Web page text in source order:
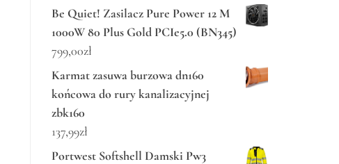
Be Quiet! Zasilacz Pure Power 12 M
1000W 80 Plus Gold PCIe5.0 (BN345)
799,00zł
Karmat zasuwa burzowa dn160
końcowa do rury kanalizacyjnej
zbk160
137,99zł
Portwest Softshell Damski Pw3